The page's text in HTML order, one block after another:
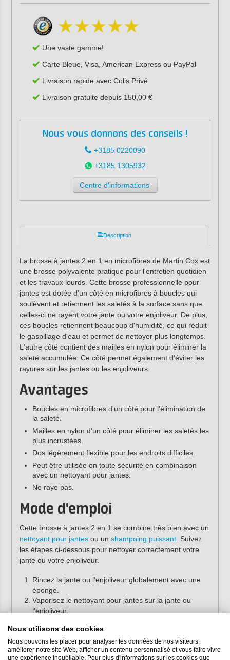
Une vaste gamme!
Carte Bleue, Visa, American Express ou PayPal
Livraison rapide avec Colis Privé
Livraison gratuite depuis 150,00 €
Nous vous donnons des conseils !
+3185 0220090
+3185 1305932
Centre d'informations
Description
La brosse à jantes 2 en 1 en microfibres de Martin Cox est
une brosse polyvalente pratique pour l'entretien quotidien
et les travaux lourds. Cette brosse professionnelle pour
jantes est dotée d'un côté en microfibres à boucles qui
soulèvent et retiennent les saletés à la surface sans que
celles-ci ne rayent votre jante ou votre enjoliveur. De plus,
ces boucles retiennent beaucoup d'humidité, ce qui réduit
le gaspillage d'eau et permet de nettoyer plus longtemps.
L'autre côté contient des mailles en nylon pour éliminer la
saleté accumulée. Ce côté permet également d'éviter les
rayures sur les jantes ou les enjoliveurs.
Avantages
Boucles en microfibres d'un côté pour l'élimination de
la saleté.
Mailles en nylon d'un côté pour éliminer les saletés les
plus incrustées.
Dos légèrement flexible pour les endroits difficiles.
Peut être utilisée en toute sécurité en combinaison
avec un nettoyant pour jantes.
Ne raye pas.
Mode d'emploi
Cette brosse à jantes 2 en 1 se combine très bien avec un
nettoyant pour jantesou un shampoing puissant. Suivez
les étapes ci-dessous pour nettoyer correctement votre
jante ou votre enjoliveur.
Rincez la jante ou l'enjoliveur globalement avec une
éponge.
Vaporisez le nettoyant pour jantes sur la jante ou
l'enjoliveur.
Brossez la jante avec la brosse à jantes.
Rincez la jante ou l'enjoliveur à l'eau claire
Nous utilisons des cookies
Nous pouvons les placer pour analyser les données de nos visiteurs,
améliorer notre site Web, afficher un contenu personnalisé et vous faire vivre
une expérience inoubliable. Pour plus d'informations sur les cookies que